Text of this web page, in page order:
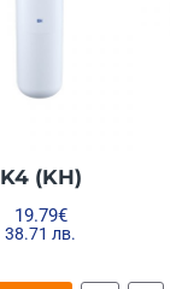
K4 (KH)
19.79€
38.71 лв.